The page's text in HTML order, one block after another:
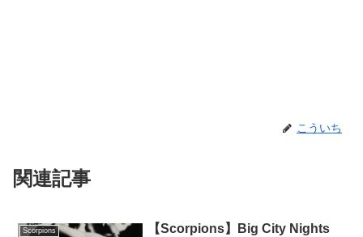
こういち
関連記事
Scorpions 【Scorpions】Big City Nights